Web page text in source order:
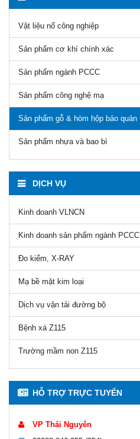
Vật liệu nổ công nghiệp
Sản phẩm cơ khí chính xác
Sản phẩm ngành PCCC
Sản phẩm công nghệ mạ
Sản phẩm gỗ & hòm hộp bảo quản
Sản phẩm nhựa và bao bì
DỊCH VỤ
Kinh doanh VLNCN
Kinh doanh sản phẩm ngành PCCC
Đo kiểm, X-RAY
Mạ bề mặt kim loại
Dịch vụ vận tải đường bộ
Bệnh xá Z115
Trường mầm non Z115
HỖ TRỢ TRỰC TUYẾN
VP Thái Nguyên